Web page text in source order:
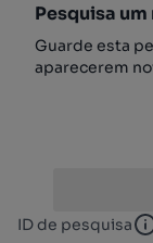
Pesquisa
Guarde esta
aparecerem
ID de pesquisa